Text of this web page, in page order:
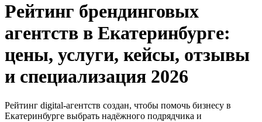
Рейтинг брендинговых
агентств в Екатеринбурге:
цены, услуги, кейсы, отзывы
и специализация 2026
Рейтинг digital-агентств создан, чтобы помочь бизнесу в
Екатеринбурге выбрать надёжного подрядчика и